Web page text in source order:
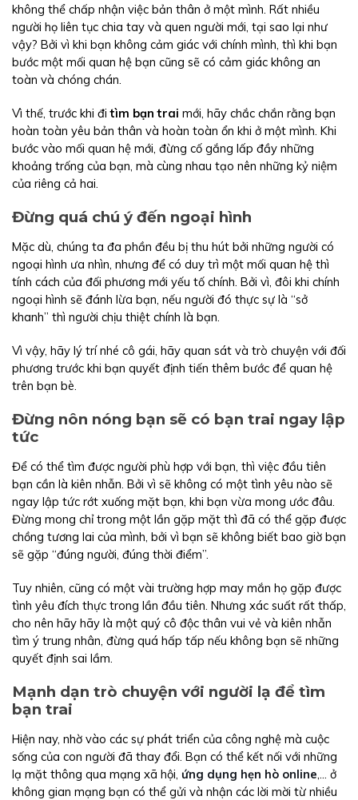
không thể chấp nhận việc bản thân ở một mình. Rất nhiều
người họ liên tục chia tay và quen người mới, tại sao lại như
vậy? Bởi vì khi bạn không cảm giác với chính mình, thì khi bạn
bước một mối quan hệ bạn cũng sẽ có cảm giác không an
toàn và chóng chán.
Vì thế, trước khi đitìm bạn trai mới, hãy chắc chắn rằng bạn
hoàn toàn yêu bản thân và hoàn toàn ổn khi ở một mình. Khi
bước vào mối quan hệ mới, đừng cố gắng lấp đầy những
khoảng trống của bạn, mà cùng nhau tạo nên những kỷ niệm
của riêng cả hai.
Đừng quá chú ý đến ngoại hình
Mặc dù, chúng ta đa phần đều bị thu hút bởi những người có
ngoại hình ưa nhìn, nhưng để có duy trì một mối quan hệ thì
tính cách của đối phương mới yếu tố chính. Bởi vì, đôi khi chính
ngoại hình sẽ đánh lừa bạn, nếu người đó thực sự là “sở
khanh” thì người chịu thiệt chính là bạn.
Vì vậy, hãy lý trí nhé cô gái, hãy quan sát và trò chuyện với đối
phương trước khi bạn quyết định tiến thêm bước để quan hệ
trên bạn bè.
Đừng nôn nóng bạn sẽ có bạn trai ngay lập
tức
Để có thể tìm được người phù hợp với bạn, thì việc đầu tiên
bạn cần là kiên nhẫn. Bởi vì sẽ không có một tình yêu nào sẽ
ngay lập tức rớt xuống mặt bạn, khi bạn vừa mong ước đâu.
Đừng mong chỉ trong một lần gặp mặt thì đã có thể gặp được
chồng tương lai của mình, bởi vì bạn sẽ không biết bao giờ bạn
sẽ gặp “đúng người, đúng thời điểm”.
Tuy nhiên, cũng có một vài trường hợp may mắn họ gặp được
tình yêu đích thực trong lần đầu tiên. Nhưng xác suất rất thấp,
cho nên hãy hãy là một quý cô độc thân vui vẻ và kiên nhẫn
tìm ý trung nhân, đừng quá hấp tấp nếu không bạn sẽ những
quyết định sai lầm.
Mạnh dạn trò chuyện với người lạ để tìm
bạn trai
Hiện nay, nhờ vào các sự phát triển của công nghệ mà cuộc
sống của con người đã thay đổi. Bạn có thể kết nối với những
lạ mặt thông qua mạng xã hội, ứng dụng hẹn hò online ,... ở
không gian mạng bạn có thể gửi và nhận các lời mời từ nhiều